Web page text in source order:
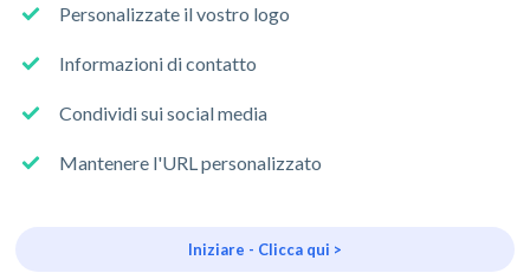
Personalizzate il vostro logo
Informazioni di contatto
Condividi sui social media
Mantenere l'URL personalizzato
Iniziare - Clicca qui >